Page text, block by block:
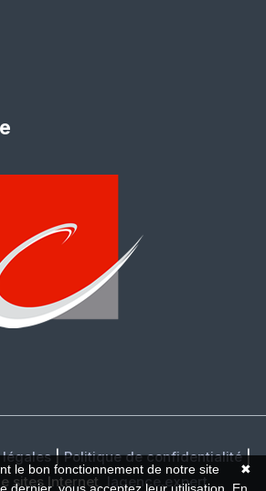
|Politique de confidentialité|
sites Internet, lagence.expert
✖
le bon fonctionnement de notre site